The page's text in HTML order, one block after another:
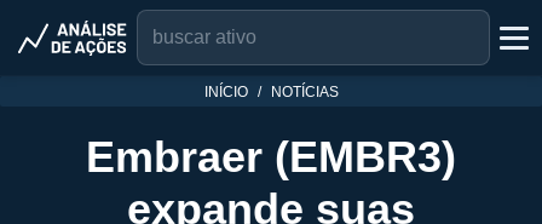
INÍCIO NOTÍCIAS
Embraer (EMBR3)
expande suas